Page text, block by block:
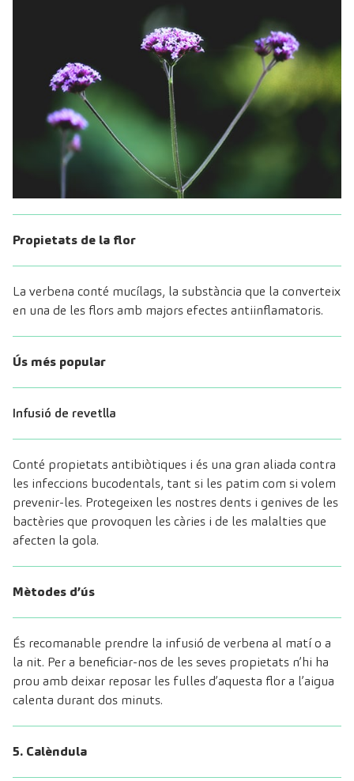
Propietats de la flor
La verbena conté mucílags, la substància que la converteix
en una de les flors amb majors efectes antiinflamatoris.
Ús més popular
Infusió de revetlla
Conté propietats antibiòtiques i és una gran aliada contra
les infeccions bucodentals, tant si les patim com si volem
prevenir-les. Protegeixen les nostres dents i genives de les
bactèries que provoquen les càries i de les malalties que
afecten la gola.
Mètodes d’ús
És recomanable prendre la infusió de verbena al matí o a
la nit. Per a beneficiar-nos de les seves propietats n’hi ha
prou amb deixar reposar les fulles d’aquesta flor a l’aigua
calenta durant dos minuts.
5. Calèndula